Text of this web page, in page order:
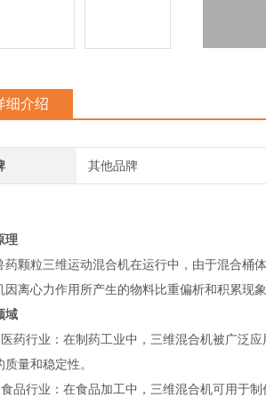
细介绍
其他品牌
理
粒三维运动混合机在运行中，由于混合桶体
因离心力作用所产生的物料比重偏析和积累现
域
行业：在制药工业中，三维混合机被广泛应
质量和稳定性。
行业：在食品加工中，三维混合机可用于制